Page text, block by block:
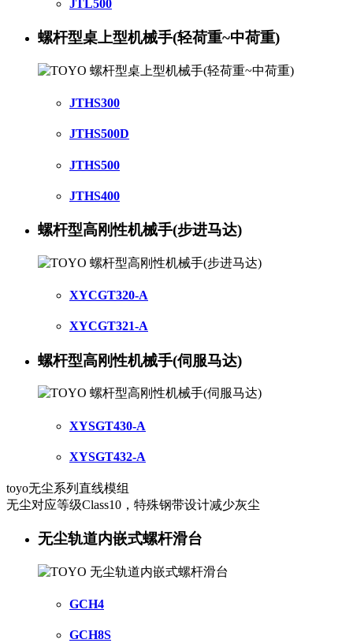
JTL500
螺杆型桌上型机械手(轻荷重~中荷重)
JTHS300
JTHS500D
JTHS500
JTHS400
螺杆型高刚性机械手(步进马达)
XYCGT320-A
XYCGT321-A
螺杆型高刚性机械手(伺服马达)
XYSGT430-A
XYSGT432-A
toyo无尘系列直线模组
无尘对应等级Class10，特殊钢带设计减少灰尘
无尘轨道内嵌式螺杆滑台
GCH4
GCH8S